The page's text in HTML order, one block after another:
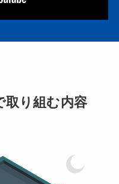
取り組む内容